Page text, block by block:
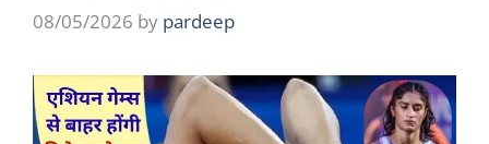
08/05/2026 by pardeep